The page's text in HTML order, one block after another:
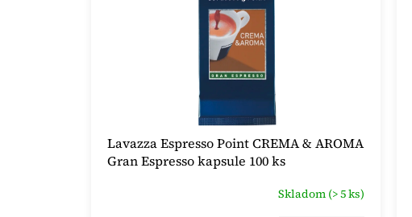
Lavazza Espresso Point CREMA & AROMA
Gran Espresso kapsule 100 ks
Skladom (> 5 ks)